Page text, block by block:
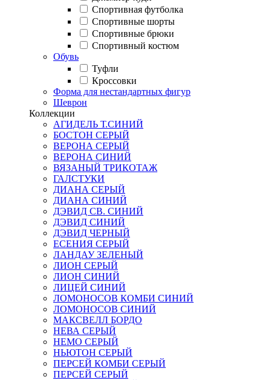
Спортивная футболка
Спортивные шорты
Спортивные брюки
Спортивный костюм
Обувь
Туфли
Кроссовки
Форма для нестандартных фигур
Шеврон
Коллекции
АГИДЕЛЬ Т.СИНИЙ
БОСТОН СЕРЫЙ
ВЕРОНА СЕРЫЙ
ВЕРОНА СИНИЙ
ВЯЗАНЫЙ ТРИКОТАЖ
ГАЛСТУКИ
ДИАНА СЕРЫЙ
ДИАНА СИНИЙ
ДЭВИД СВ. СИНИЙ
ДЭВИД СИНИЙ
ДЭВИД ЧЕРНЫЙ
ЕСЕНИЯ СЕРЫЙ
ЛАНДАУ ЗЕЛЕНЫЙ
ЛИОН СЕРЫЙ
ЛИОН СИНИЙ
ЛИЦЕЙ СИНИЙ
ЛОМОНОСОВ КОМБИ СИНИЙ
ЛОМОНОСОВ СИНИЙ
МАКСВЕЛЛ БОРДО
НЕВА СЕРЫЙ
НЕМО СЕРЫЙ
НЬЮТОН СЕРЫЙ
ПЕРСЕЙ КОМБИ СЕРЫЙ
ПЕРСЕЙ СЕРЫЙ